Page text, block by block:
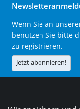
Wenn Sie an
benutzen Sie bitte
zu registrieren.
Jetzt abonnieren!
Die DVS